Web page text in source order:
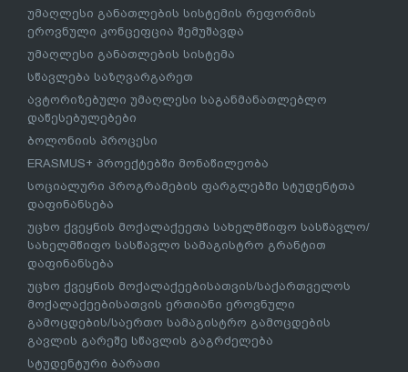
უმაღლესი განათლების სისტემის რეფორმის
ეროვნული კონცეფცია შემუშავდა
უმაღლესი განათლების სისტემა
სწავლება საზღვარგარეთ
ავტორიზებული უმაღლესი საგანმანათლებლო
დაწესებულებები
ბოლონიის პროცესი
ERASMUS+ პროექტებში მონაწილეობა
სოციალური პროგრამების ფარგლებში სტუდენტთა
დაფინანსება
უცხო ქვეყნის მოქალაქეეთა სახელმწიფო სასწავლო/
სახელმწიფო სასწავლო სამაგისტრო გრანტით
დაფინანსება
უცხო ქვეყნის მოქალაქეებისათვის/საქართველოს
მოქალაქეებისათვის ერთიანი ეროვნული
გამოცდების/საერთო სამაგისტრო გამოცდების
გავლის გარეშე სწავლის გაგრძელება
სტუდენტური ბარათი